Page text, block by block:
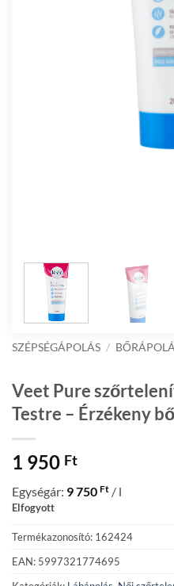
SZÉPSÉGÁPOLÁS /
Veet Pure
Testre – Érzékeny
1 950 Ft
Egységár: 9 750 Ft / l
Elfogyott
Termékazonosító: 162424
EAN: 5997321774695